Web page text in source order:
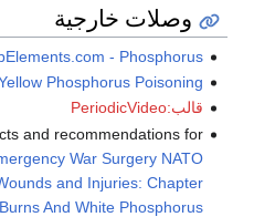
وصلات خارجية
- Phosphorus
Phosphorus Poisoning
قالب:PeriodicVideo
and recommendations for
War Surgery NATO
and Injuries: Chapter
And White Phosphorus